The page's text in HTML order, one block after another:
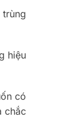
hiệu
có
chắc